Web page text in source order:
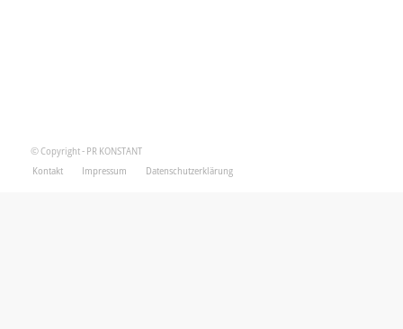
© Copyright - PR KONSTANT
Kontakt
Impressum Datenschutzerklärung